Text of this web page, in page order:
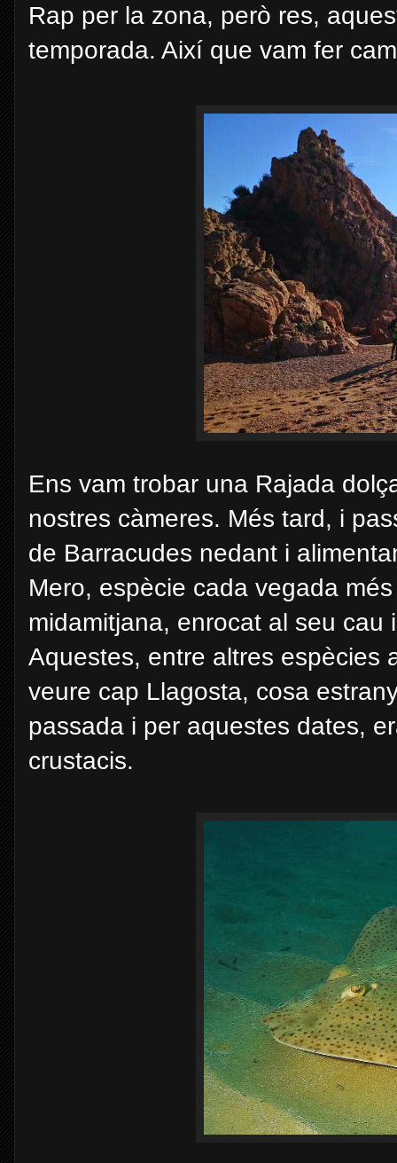
Rap per la zona, però res,
temporada. Així que vam fer
Ens vam trobar una Rajada
nostres càmeres. Més tard, i
de Barracudes nedant i
Mero, espècie cada vegada més
midamitjana, enrocat al seu cau
Aquestes, entre altres espècies
veure cap Llagosta, cosa
passada i per aquestes dates,
crustacis.